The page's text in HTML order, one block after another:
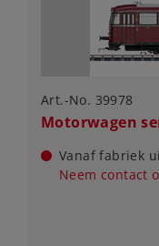
Art.-No. 39978
Motorwagen
Vanaf fabriek
Neem contact